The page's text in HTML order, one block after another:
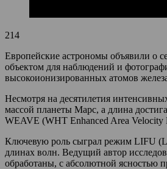
214
Европейские астрономы объявили о
объектом для наблюдений и
высокоионизированных атомов
Несмотря на десятилетия
массой планеты Марс, а длина
WEAVE (WHT Enhanced Area Velocity
Ключевую роль сыграл режим LIFU
длинах волн. Ведущий автор
обработаны, с абсолютной ясностью